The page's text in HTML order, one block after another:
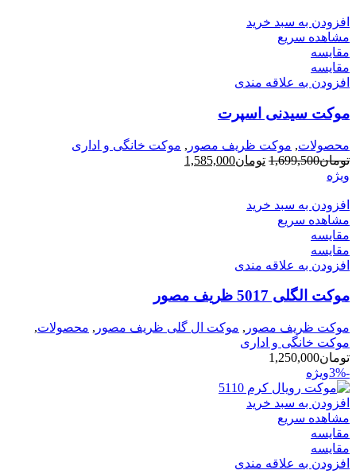
افزودن به سبد خرید
مشاهده سریع
مقایسه
مقایسه
افزودن به علاقه مندی
موکت سیدنی اسپرت
محصولات, موکت ظریف مصور , موکت خانگی و اداری
تومان1,699,500 قیمت
بود.
تومان1,585,000
ویژه
افزودن به سبد خرید
مشاهده سریع
مقایسه
مقایسه
افزودن به علاقه مندی
موکت الگلی 5017 ظریف مصور
موکت ظریف مصور , موکت ال گلی ظریف مصور , محصولات,
موکت خانگی و اداری
تومان1,250,000
-3%
ویژه
افزودن به سبد خرید
مشاهده سریع
مقایسه
مقایسه
افزودن به علاقه مندی